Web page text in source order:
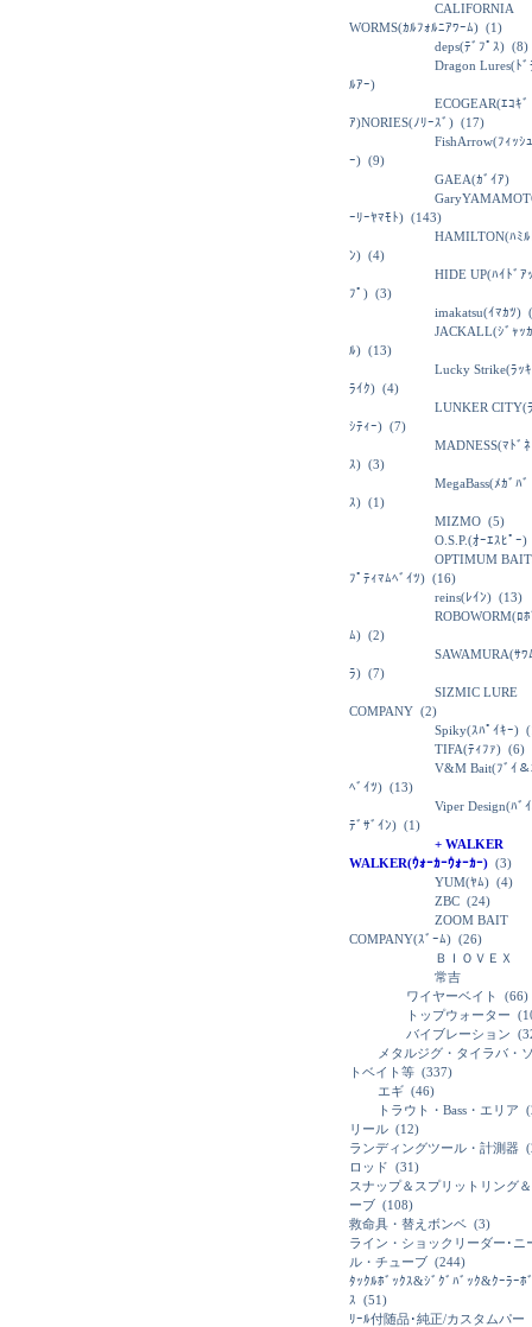
CALIFORNIA
WORMS(ｶﾙﾌｫﾙﾆｱﾜｰﾑ) (1)
deps(ﾃﾞﾌﾟｽ) (8)
Dragon Lures(ﾄﾞ
ﾙｱｰ)
ECOGEAR(ｴｺｷﾞ
ｱ)NORIES(ﾉﾘｰｽﾞ) (17)
FishArrow(ﾌｨｯｼ
ｰ) (9)
GAEA(ｶﾞｲｱ)
ｰﾘｰﾔﾏﾓﾄ) (143)
HAMILTON(ﾊﾐﾙ
ﾝ) (4)
HIDE UP(ﾊｲﾄﾞｱｯ
ﾌﾟ) (3)
imakatsu(ｲﾏｶﾂ)
JACKALL(ｼﾞｬｯｶ
ﾙ) (13)
Lucky Strike(ﾗｯ
ﾗｲｸ) (4)
LUNKER CITY(
ｼﾃｨｰ) (7)
MADNESS(ﾏﾄﾞﾈ
ｽ) (3)
MegaBass(ﾒｶﾞﾊﾞ
ｽ) (1)
MIZMO (5)
O.S.P.(ｵｰｴｽﾋﾟｰ)
OPTIMUM
ﾌﾟﾃｨﾏﾑﾍﾞｲﾂ) (16)
reins(ﾚｲﾝ) (13)
ROBOWORM(ﾛ
ﾑ) (2)
SAWAMURA(ｻﾜ
ﾗ) (7)
SIZMIC LURE
COMPANY (2)
Spiky(ｽﾊﾟｲｷｰ)
TIFA(ﾃｨﾌｧ) (6)
V&M Bait(ﾌﾞｲ＆
ﾍﾞｲﾂ) (13)
Viper Design(ﾊﾞ
ﾃﾞｻﾞｲﾝ) (1)
+ WALKER
WALKER(ｳｫｰｶｰｳｫｰｶｰ) (3)
YUM(ﾔﾑ) (4)
ZBC (24)
ZOOM BAIT
COMPANY(ｽﾞｰﾑ) (26)
ＢＩＯＶＥＸ
常吉
ワイヤーベイト
(66)
トップウォーター
バイブレーション
メタルジグ・タイラバ・
トベイト等 (337)
エギ (46)
トラウト・Bass・エリア
リール (12)
ランディングツール・計測器
ロッド (31)
スナップ＆スプリットリング＆
ーブ (108)
救命具・替えボンベ (3)
ライン・ショックリーダー･ニ
ル・チューブ (244)
ﾀｯｸﾙﾎﾞｯｸｽ&ｼﾞｸﾞﾊﾞｯｸ&ｸｰﾗｰﾎ
ｽ (51)
ﾘｰﾙ付随品･純正/カスタムパー